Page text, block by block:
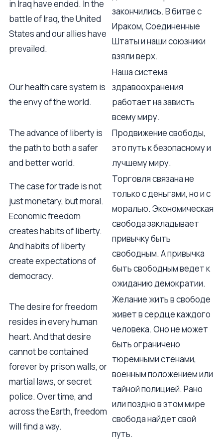
in Iraq have ended. In the
battle of Iraq, the United
States and our allies have
prevailed.
закончились. В битве с
Ираком, Соединенные
Штаты и наши союзники
взяли верх.
Our health care system is
the envy of the world.
Наша система
здравоохранения
работает на зависть
всему миру.
The advance of liberty is
the path to both a safer
and better world.
Продвижение свободы,
это путь к безопасному и
лучшему миру.
The case for trade is not
just monetary, but moral.
Economic freedom
creates habits of liberty.
And habits of liberty
create expectations of
democracy.
Торговля связана не
только с деньгами, но и с
моралью. Экономическая
свобода закладывает
привычку быть
свободным. А привычка
быть свободным ведет к
ожиданию демократии.
The desire for freedom
resides in every human
heart. And that desire
cannot be contained
forever by prison walls, or
martial laws, or secret
police. Over time, and
across the Earth, freedom
will find a way.
Желание жить в свободе
живет в сердце каждого
человека. Оно не может
быть ограничено
тюремными стенами,
военным положением или
тайной полицией. Рано
или поздно в этом мире
свобода найдет свой
путь.